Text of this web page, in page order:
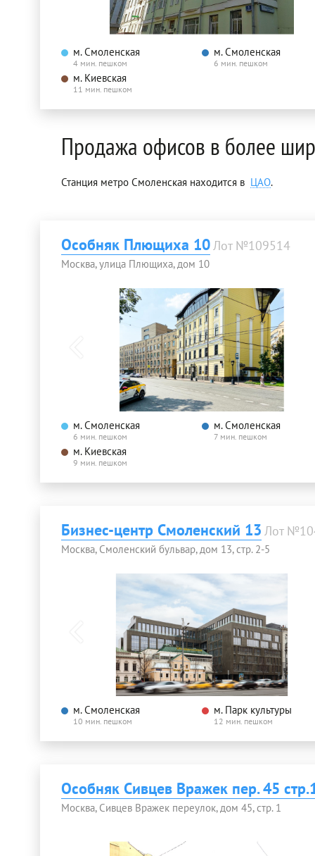
м. Смоленская
4 мин. пешком
м. Смоленская
6 мин. пешком
м. Киевская
11 мин. пешком
Продажа офисов в более
Станция метро Смоленская находится в ЦАО.
Особняк Плющиха 10Лот №109514
Москва, улица Плющиха, дом 10
м. Смоленская
6 мин. пешком
м. Смоленская
7 мин. пешком
м. Киевская
9 мин. пешком
Бизнес-центр Смоленский 13 Лот
Москва, Смоленский бульвар, дом 13, стр. 2-5
м. Смоленская
10 мин. пешком
м. Парк культуры
12 мин. пешком
Особняк Сивцев Вражек пер. 45
Москва, Сивцев Вражек переулок, дом 45, стр. 1